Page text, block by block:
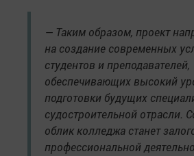
— Таким образом, проект
на создание современных
студентов и преподавателей,
обеспечивающих высокий
подготовки будущих
судостроительной отрасли.
облик колледжа станет
профессиональной